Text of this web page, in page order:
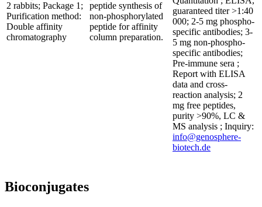
2 rabbits; Package 1;
Purification method:
Double affinity
chromatography
peptide synthesis of
non-phosphorylated
peptide for affinity
column preparation.
guaranteed titer >1:40
000; 2-5 mg phospho-
specific antibodies; 3-
5 mg non-phospho-
specific antibodies;
Pre-immune sera ;
Report with ELISA
data and cross-
reaction analysis; 2
mg free peptides,
purity >90%, LC &
MS analysis ; Inquiry:
info@genosphere-
biotech.de
Bioconjugates